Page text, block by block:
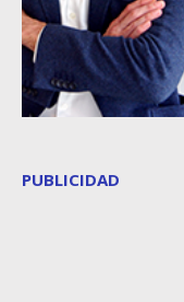
PUBLICIDAD